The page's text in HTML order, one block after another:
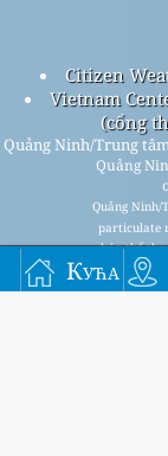
Кућа
Citizen
Vietnam
(cổng
Quảng Ninh/Trung
Quảng
Quảng Ninh/
particulate
hóa thể
matter)) AQI
Cẩm